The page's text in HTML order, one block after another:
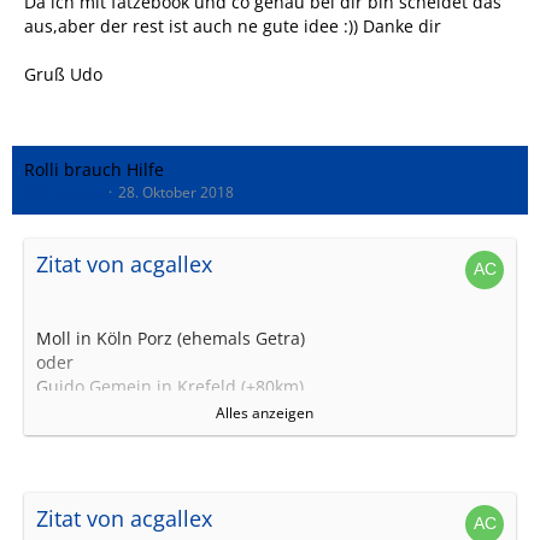
aus,aber der rest ist auch ne gute idee :)) Danke dir
Gruß Udo
Rolli brauch Hilfe
28. Oktober 2018
Zitat von acgallex
Moll in Köln Porz (ehemals Getra)
oder
Guido Gemein in Krefeld (+80km)
Wobei ich letztere persönlich seit gut
Hast du Info zum Hersteller / Typ des Motors?
Alles anzeigen
Zitat von acgallex